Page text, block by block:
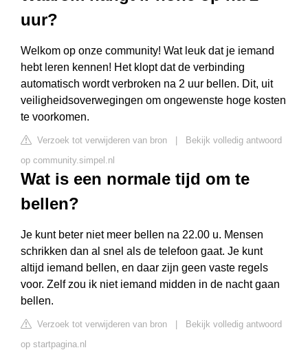
uur?
Welkom op onze community! Wat leuk dat je iemand
hebt leren kennen! Het klopt dat de verbinding
automatisch wordt verbroken na 2 uur bellen. Dit, uit
veiligheidsoverwegingen om ongewenste hoge kosten
te voorkomen.
Verzoek tot verwijderen van bron
Bekijk volledig antwoord
op community.simpel.nl
Wat is een normale tijd om te
bellen?
Je kunt beter niet meer bellen na 22.00 u. Mensen
schrikken dan al snel als de telefoon gaat. Je kunt
altijd iemand bellen, en daar zijn geen vaste regels
voor. Zelf zou ik niet iemand midden in de nacht gaan
bellen.
Verzoek tot verwijderen van bron
Bekijk volledig antwoord
op startpagina.nl